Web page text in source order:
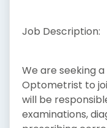
Job Description:
We are seeking
Optometrist to
will be
examinations,